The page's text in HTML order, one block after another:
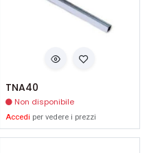
TNA40
Non disponibile
Accedi per vedere i prezzi